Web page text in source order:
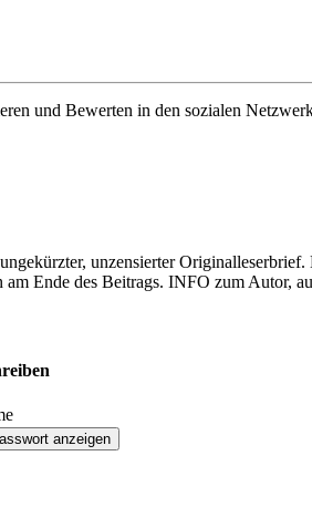
und Bewerten in den sozialen
unzensierter
Ende des Beitrags. INFO zum Autor,
anzeigen